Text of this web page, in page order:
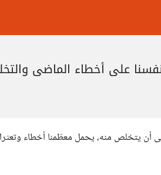
على أخطاء الماضي
يتخلص منه، يحمل معظمنا أخطاء